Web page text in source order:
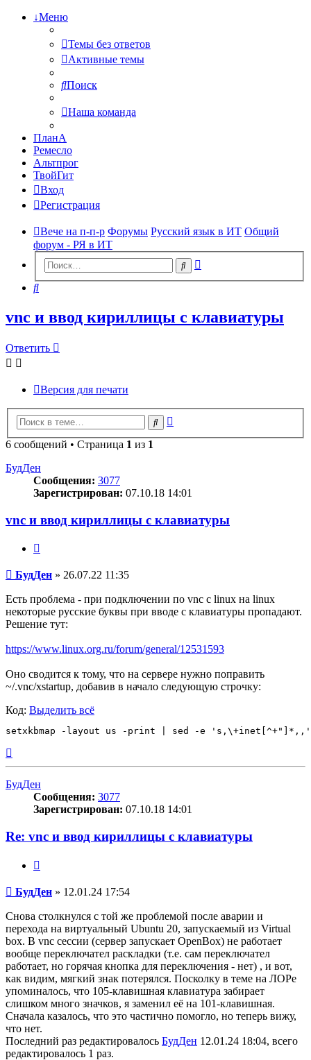
↓Меню
Темы без ответов
Активные темы
Поиск
Наша команда
ПланА
Ремесло
Альтпрог
ТвойГит
Вход
Регистрация
Вече на п-п-р Форумы Русский язык в ИТ Общий
форум - РЯ в ИТ
Поиск
Поиск
vnc и ввод кириллицы с клавиатуры
Ответить
Версия для печати
Поиск
6 сообщений • Страница 1 из 1
БудДен
Сообщения: 3077
Зарегистрирован: 07.10.18 14:01
vnc и ввод кириллицы с клавиатуры
Сообщение
БудДен » 26.07.22 11:35
Есть проблема - при подключении по vnc с linux на linux
некоторые русские буквы при вводе с клавиатуры пропадают.
Решение тут:
https://www.linux.org.ru/forum/general/12531593
Оно сводится к тому, что на сервере нужно поправить
~/.vnc/xstartup, добавив в начало следующую строчку:
Код: Выделить всё
к
БудДен
Сообщения: 3077
Зарегистрирован: 07.10.18 14:01
Re: vnc и ввод кириллицы с клавиатуры
Сообщение
БудДен » 12.01.24 17:54
Снова столкнулся с той же проблемой после аварии и
перехода на виртуальный Ubuntu 20, запускаемый из Virtual
box. В vnc сессии (сервер запускает OpenBox) не работает
вообще переключател раскладки (т.е. сам переключател
работает, но горячая кнопка для переключения - нет) , и вот,
как видим, мягкий знак потерялся. Посколку в теме на ЛОРе
упоминалось, что 105-клавишная клавиатура забирает
слишком много значков, я заменил её на 101-клавишная.
Сначала казалось, что это частично помогло, но теперь вижу,
что нет.
Последний раз редактировалось БудДен 12.01.24 18:04, всего
редактировалось 1 раз.